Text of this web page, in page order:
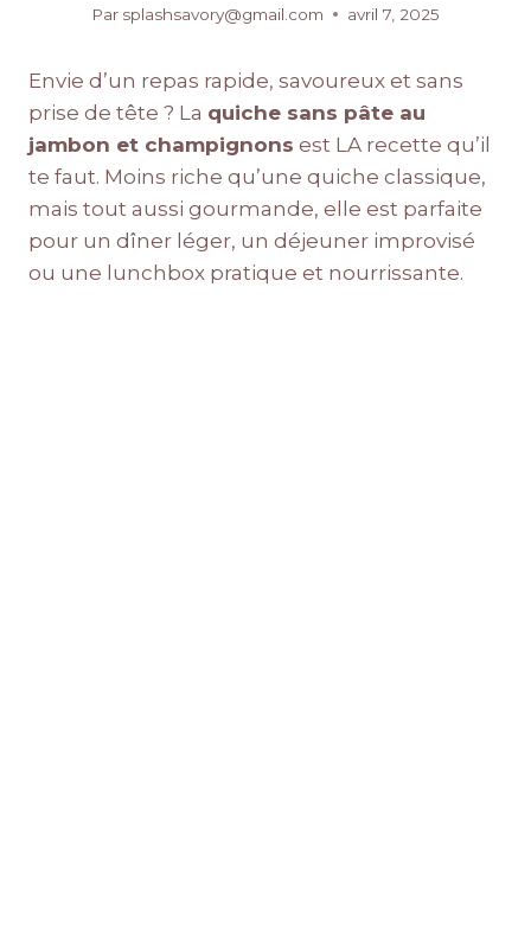
Par splashsavory@gmail.com avril 7, 2025
Envie d’un repas rapide, savoureux et sans
prise de tête ? La quiche sans pâte au
jambon et champignons est LA recette qu’il
te faut. Moins riche qu’une quiche classique,
mais tout aussi gourmande, elle est parfaite
pour un dîner léger, un déjeuner improvisé
ou une lunchbox pratique et nourrissante.